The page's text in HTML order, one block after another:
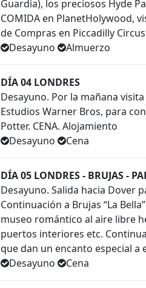
Guardia), los preciosos Hyde
COMIDA en PlanetHolywood,
de Compras en Piccadilly
Desayuno
Almuerzo
DÍA 04 LONDRES
Desayuno. Por la mañana
Estudios Warner Bros, para
Potter. CENA. Alojamiento
Desayuno
Cena
DÍA 05 LONDRES - BRUJAS -
Desayuno. Salida hacia Dover
Continuación a Brujas “La
museo romántico al aire libre
puertos interiores etc.
que dan un encanto especial a
Desayuno
Cena